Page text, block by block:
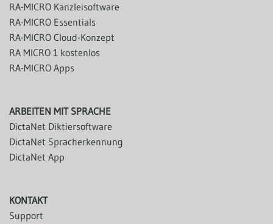
RA-MICRO Kanzleisoftware
RA-MICRO Essentials
RA-MICRO Cloud-Konzept
RA MICRO 1 kostenlos
RA-MICRO Apps
ARBEITEN MIT SPRACHE
DictaNet Diktiersoftware
DictaNet Spracherkennung
DictaNet App
KONTAKT
Support